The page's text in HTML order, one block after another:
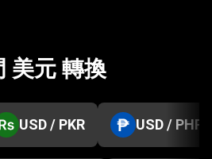
美元 轉換
USD / PKR USD / PHP